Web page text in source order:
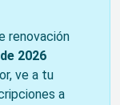
renovación
2026
ve a tu
a